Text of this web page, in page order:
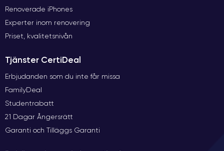
Renoverade iPhones
Experter inom renovering
Priset, kvalitetsnivån
Tjänster CertiDeal
Erbjudanden som du inte får missa
FamilyDeal
Studentrabatt
21 Dagar Ångersrätt
Garanti och Tilläggs Garanti